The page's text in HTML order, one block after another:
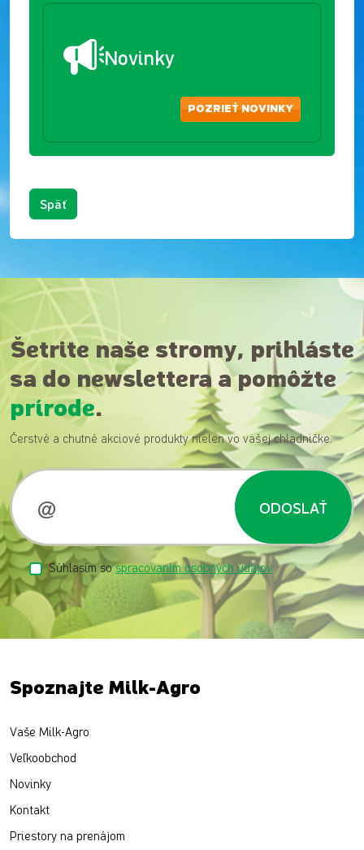
Novinky
POZRIEŤ NOVINKY
Späť
Šetrite naše stromy, prihláste
sa do newslettera a pomôžte
prírode.
Čerstvé a chutné akciové produkty nielen vo vašej chladničke.
ODOSLAŤ
Súhlasím sospracovaním osobných údajov
Spoznajte Milk-Agro
Vaše Milk-Agro
Veľkoobchod
Novinky
Kontakt
Priestory na prenájom